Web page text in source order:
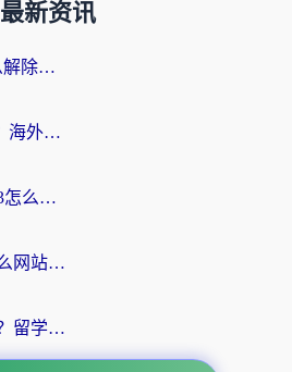
最新资讯
优酷手机app地域限制怎么解除？海外党亲测有效的追剧方案
全民K歌国外如何听原唱？海外党亲测有效的回国加速器选择指南
在海外如果使用交管12123怎么处理？留学生亲测有效的回国加速方案
海外看国内电视直播用什么网站比较好？一篇解决你所有追剧难题的实用指南
在国外如何打开中国网站？留学生与海外华人的无缝访问指南